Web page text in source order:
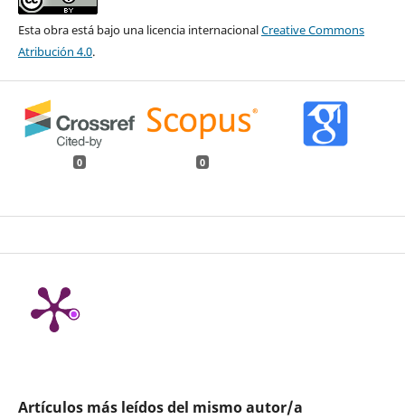
Esta obra está bajo una licencia internacionalCreative Commons
Atribución 4.0.
0 0
Artículos más leídos del mismo autor/a